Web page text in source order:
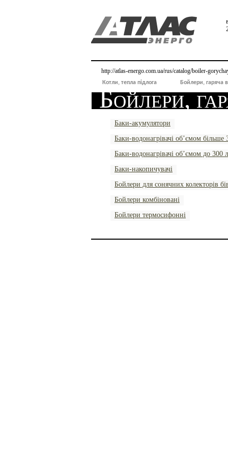
http://atlas-energo.com.ua/rus/catalog/boiler-
Котли, тепла підлога Бойлери, гаряча
Бойлери,
Баки-акумулятори
Баки-водонагрівачі об’ємом більше
Баки-водонагрівачі об’ємом до 300 л
Баки-накопичувачі
Бойлери для сонячних колекторів
Бойлери комбіновані
Бойлери термосифонні